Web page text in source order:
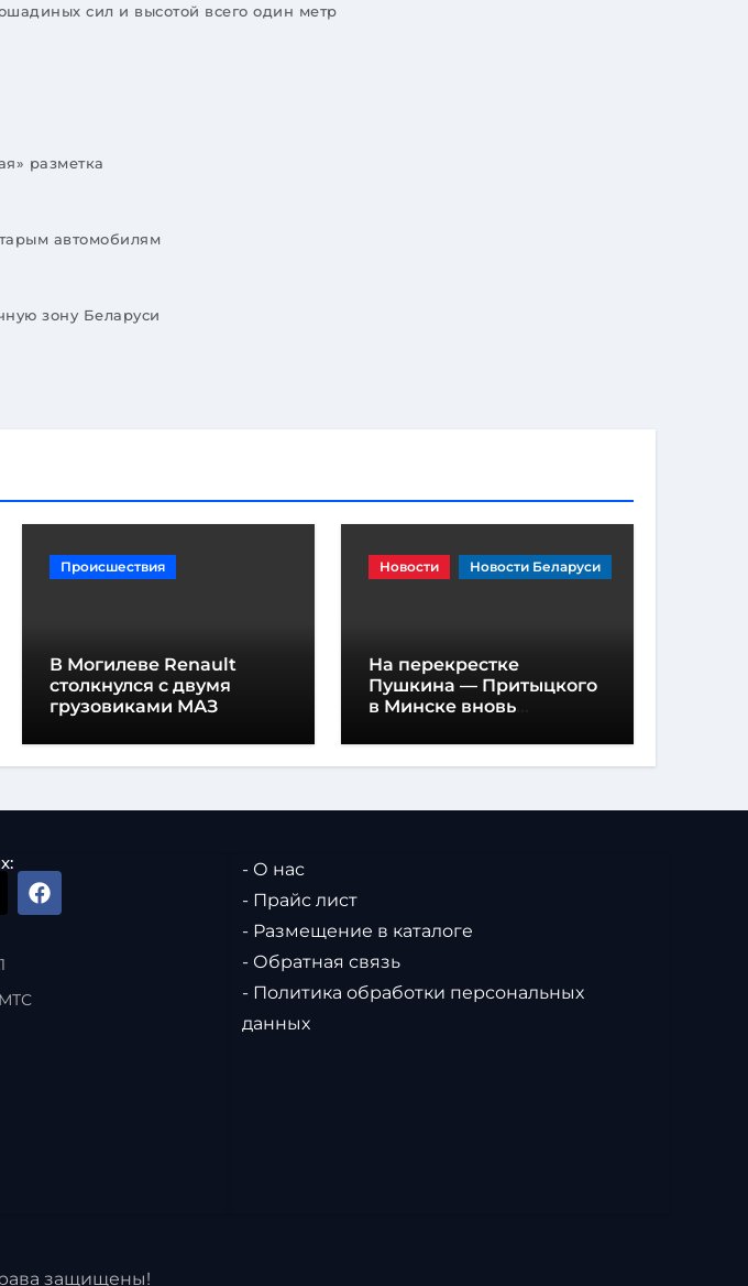
сил и высотой всего один метр
разметка
автомобилям
зону Беларуси
Происшествия
В Могилеве Renault
столкнулся с двумя
грузовиками МАЗ
Новости Новости Беларуси
На перекрестке
Пушкина — Притыцкого
в Минске вновь
разметка
МТС
- О нас
- Прайс лист
- Размещение в каталоге
- Обратная связь
- Политика обработки персональных
данных
защищены!